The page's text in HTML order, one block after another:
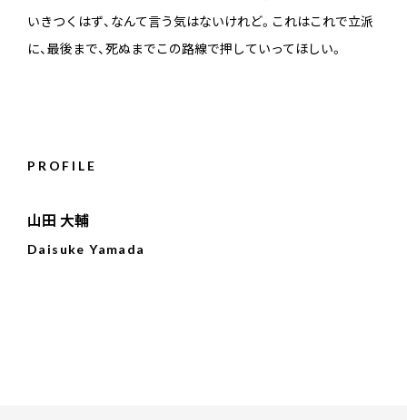
いきつくはず、なんて言う気はないけれど。これはこれで立派
に、最後まで、死ぬまでこの路線で押していってほしい。
PROFILE
山田 大輔
Daisuke Yamada